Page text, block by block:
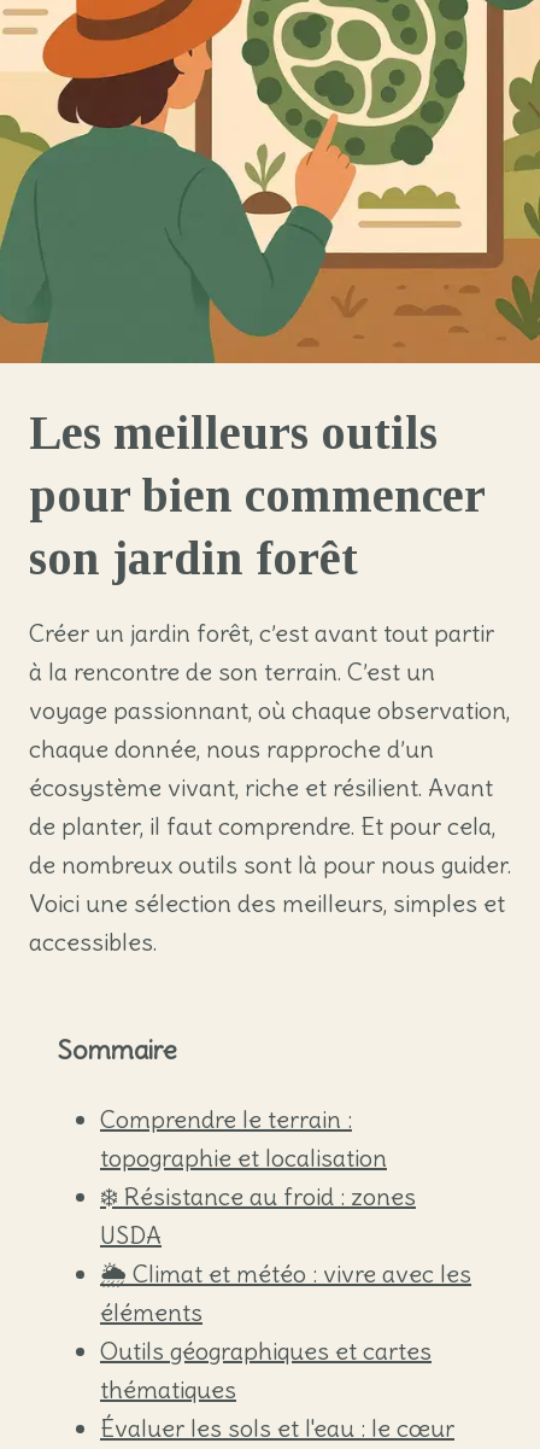
Les meilleurs outils
pour bien commencer
son jardin forêt
Créer un jardin forêt, c’est avant tout partir
à la rencontre de son terrain. C’est un
voyage passionnant, où chaque observation,
chaque donnée, nous rapproche d’un
écosystème vivant, riche et résilient. Avant
de planter, il faut comprendre. Et pour cela,
de nombreux outils sont là pour nous guider.
Voici une sélection des meilleurs, simples et
accessibles.
Sommaire
Comprendre le terrain :
topographie et localisation
❄️ Résistance au froid : zones
USDA
🌦️ Climat et météo : vivre avec les
éléments
Outils géographiques et cartes
thématiques
Évaluer les sols et l'eau : le cœur